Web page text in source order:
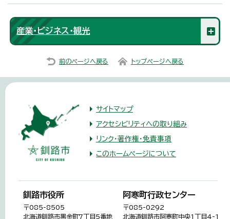
産業・ビジネス・観光
前のページへ戻る トップページへ戻る
サイトマップ
アクセシビリティへの取り組み
リンク・著作権・免責事項
このホームページについて
釧路市役所
〒085-8505
北海道釧路市黒金町7丁目5番地
阿寒町行政センター
〒085-0292
北海道釧路市阿寒町中央1丁目4-1